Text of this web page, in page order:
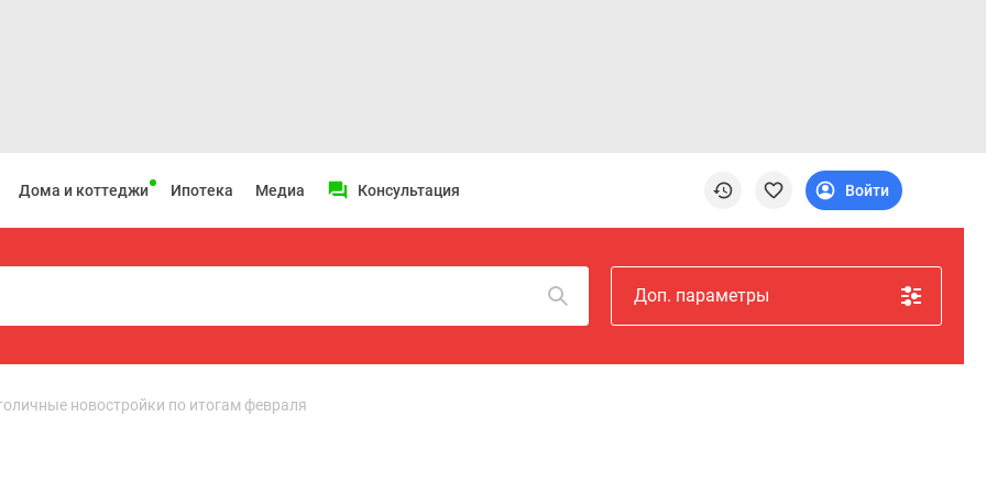
Дома и коттеджи Ипотека Медиа Консультация Войти
Доп. параметры
новостройки по итогам февраля